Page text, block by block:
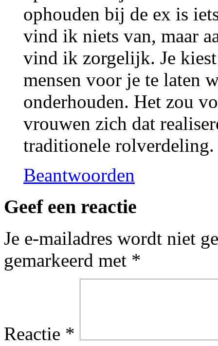
ophouden bij de ex is
vind ik niets van, maar
vind ik zorgelijk. Je
mensen voor je te laten
onderhouden. Het zou
vrouwen zich dat
traditionele rolverdeling.
Beantwoorden
Geef een reactie
Je e-mailadres wordt niet
gemarkeerd met *
Reactie *